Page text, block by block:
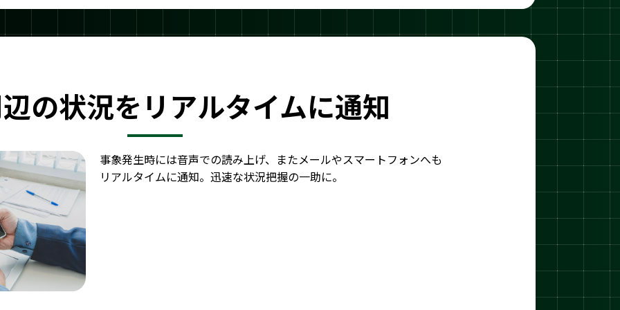
の状況をリアルタイムに通知
事象発生時には音声での読み上げ、またメールやスマートフォンへも
リアルタイムに通知。迅速な状況把握の一助に。